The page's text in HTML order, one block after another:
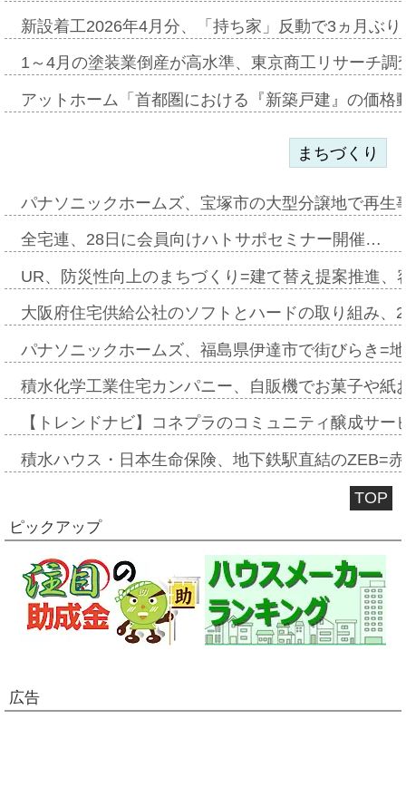
新設着工2026年4月分、「持ち家」反動で3ヵ月ぶ
1～4月の塗装業倒産が高水準、東京商工リサーチ
アットホーム「首都圏における『新築戸建』の価
まちづくり
パナソニックホームズ、宝塚市の大型分譲地で再
全宅連、28日に会員向けハトサポセミナー開催…
UR、防災性向上のまちづくり=建て替え提案推進
大阪府住宅供給公社のソフトとハードの取り組み
パナソニックホームズ、福島県伊達市で街びらき=
積水化学工業住宅カンパニー、自販機でお菓子や
【トレンドナビ】コネプラのコミュニティ醸成サ
積水ハウス・日本生命保険、地下鉄駅直結のZEB=
TOP
ピックアップ
広告